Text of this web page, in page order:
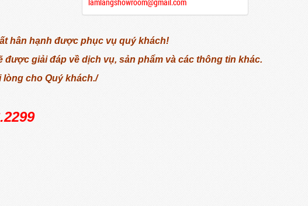
hân hạnh được phục vụ quý khách!
được giải đáp về dịch vụ, sản phẩm và các thông tin khác.
lòng cho Quý khách./